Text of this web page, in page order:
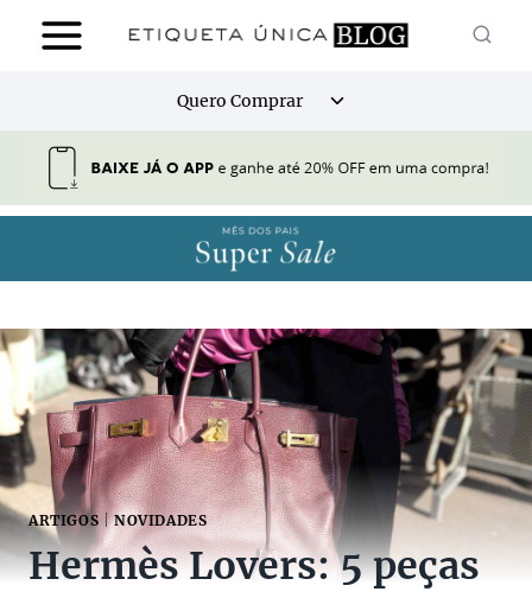
para
Quero Comprar
Alternar
ARTIGOS |NOVIDADES
Hermès Lovers: 5 peças